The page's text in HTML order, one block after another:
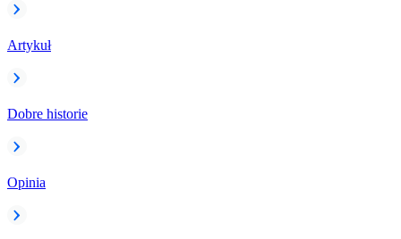
Artykuł
Dobre historie
Opinia